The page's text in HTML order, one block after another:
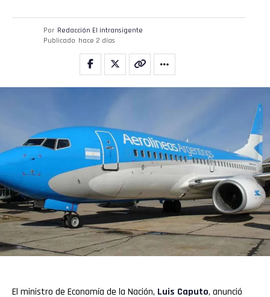
Por Redacción El intransigente
Publicado hace 2 días
El ministro de Economía de la Nación, Luis Caputo, anunció